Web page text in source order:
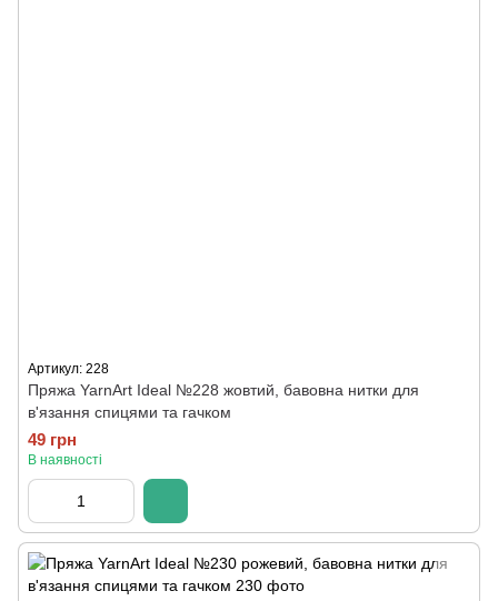
Артикул: 228
Пряжа YarnArt Ideal №228 жовтий, бавовна нитки для
в'язання спицями та гачком
49 грн
В наявності